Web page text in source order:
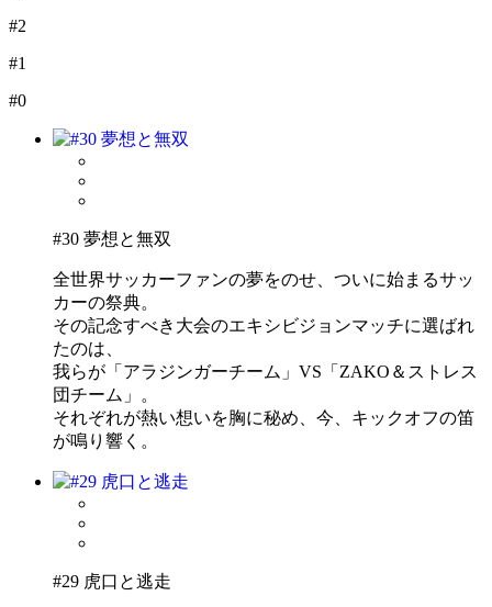
#2
#1
#0
#30 夢想と無双
全世界サッカーファンの夢をのせ、ついに始まるサッ
カーの祭典。
その記念すべき大会のエキシビジョンマッチに選ばれ
たのは、
我らが「アラジンガーチーム」VS「ZAKO＆ストレス
団チーム」。
それぞれが熱い想いを胸に秘め、今、キックオフの笛
が鳴り響く。
#29 虎口と逃走